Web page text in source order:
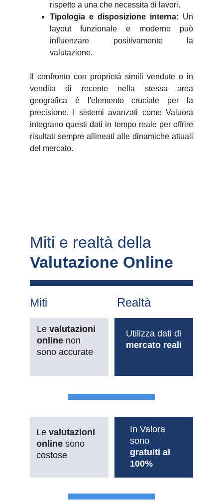
rispetto a una che necessita di lavori.
Tipologia e disposizione interna: Un
layout funzionale e moderno può
influenzare positivamente la
valutazione.
Il confronto con proprietà simili vendute o in
vendita di recente nella stessa area
geografica è l'elemento cruciale per la
precisione. I sistemi avanzati come Valuora
integrano questi dati in tempo reale per offrire
risultati sempre allineati alle dinamiche attuali
del mercato.
Miti e realtà della
Valutazione Online
Miti Realtà
Le valutazioni
online non
sono accurate
Le valutazioni
online sono
costose
Utilizza dati di
mercato reali
In Valora
sono
gratuiti al
100%